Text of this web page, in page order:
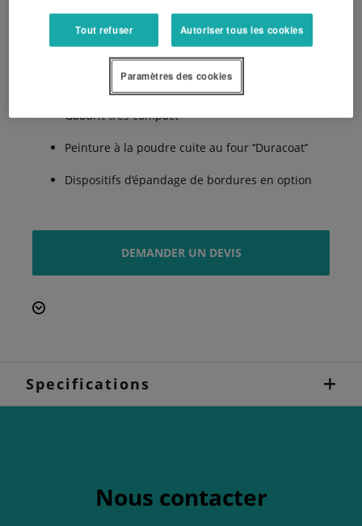
Principe de distribution RotaFlow
Réglage simple
Gabarit très compact
Peinture à la poudre cuite au four ‘’Duracoat’’
Dispositifs d’épandage de bordures en option
DEMANDER UN DEVIS
Specifications
Nous contacter
Tout refuser Autoriser tous les cookies
Paramètres des cookies